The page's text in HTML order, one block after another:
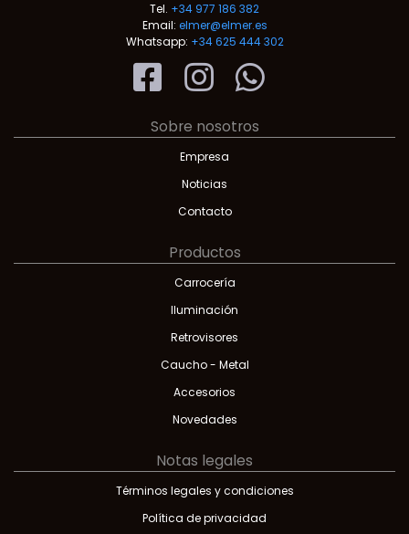
Tel. +34 977 186 382
Email: elmer@elmer.es
Whatsapp: +34 625 444 302
Sobre nosotros
Empresa
Noticias
Contacto
Productos
Carrocería
Iluminación
Retrovisores
Caucho - Metal
Accesorios
Novedades
Notas legales
Términos legales y condiciones
Política de privacidad